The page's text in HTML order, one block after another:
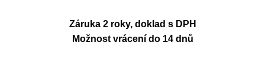
Záruka 2 roky, doklad s DPH
Možnost vrácení do 14 dnů